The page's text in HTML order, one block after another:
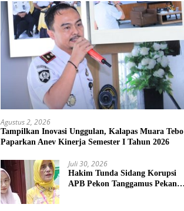
Agustus 2, 2026
Tampilkan Inovasi Unggulan, Kalapas Muara Tebo
Paparkan Anev Kinerja Semester I Tahun 2026
Juli 30, 2026
Hakim Tunda Sidang Korupsi
APB Pekon Tanggamus Pekan